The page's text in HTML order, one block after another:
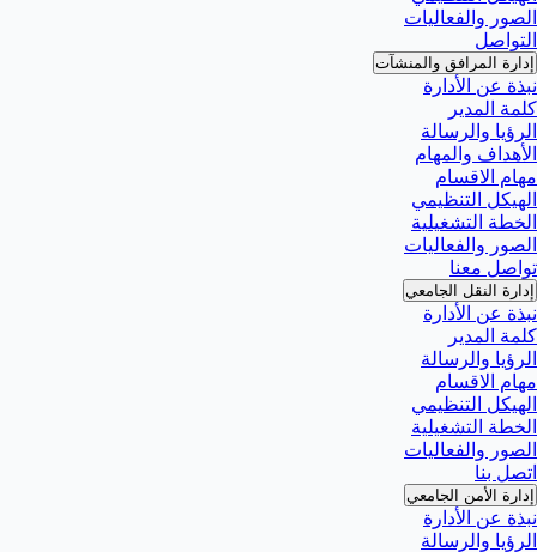
الصور والفعاليات
التواصل
إدارة المرافق والمنشآت
نبذة عن الأدارة
كلمة المدير
الرؤيا والرسالة
الأهداف والمهام
مهام الاقسام
الهيكل التنظيمي
الخطة التشغيلية
الصور والفعاليات
تواصل معنا
إدارة النقل الجامعي
نبذة عن الأدارة
كلمة المدير
الرؤيا والرسالة
مهام الاقسام
الهيكل التنظيمي
الخطة التشغيلية
الصور والفعاليات
اتصل بنا
إدارة الأمن الجامعي
نبذة عن الأدارة
الرؤيا والرسالة